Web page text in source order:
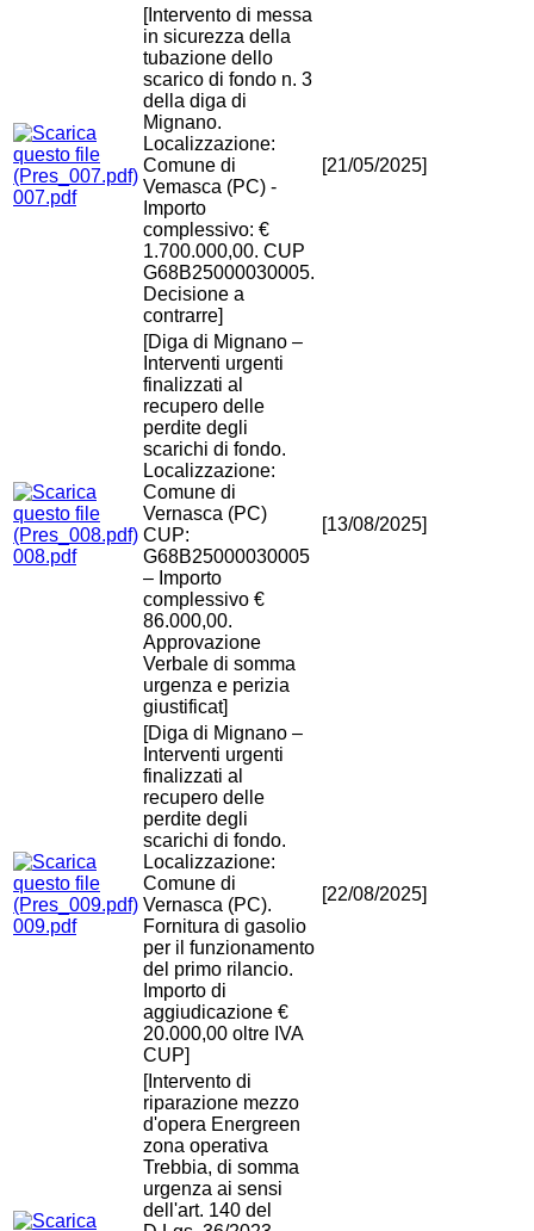
007.pdf
[Intervento di messa
in sicurezza della
tubazione dello
scarico di fondo n. 3
della diga di
Mignano.
Localizzazione:
Comune di
Vemasca (PC) -
Importo
complessivo: €
1.700.000,00. CUP
G68B25000030005.
Decisione a
contrarre]
[21/05/2025]
008.pdf
[Diga di Mignano –
Interventi urgenti
finalizzati al
recupero delle
perdite degli
scarichi di fondo.
Localizzazione:
Comune di
Vernasca (PC)
CUP:
G68B25000030005
– Importo
complessivo €
86.000,00.
Approvazione
Verbale di somma
urgenza e perizia
giustificat]
[13/08/2025]
009.pdf
[Diga di Mignano –
Interventi urgenti
finalizzati al
recupero delle
perdite degli
scarichi di fondo.
Localizzazione:
Comune di
Vernasca (PC).
Fornitura di gasolio
per il funzionamento
del primo rilancio.
Importo di
aggiudicazione €
20.000,00 oltre IVA
CUP]
[22/08/2025]
[Intervento di
riparazione mezzo
d'opera Energreen
zona operativa
Trebbia, di somma
urgenza ai sensi
dell'art. 140 del